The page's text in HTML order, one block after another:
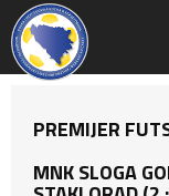
PREMIJER
MNK SLOGA